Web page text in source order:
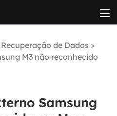
de Dados >
M3 não reconhecido
Samsung